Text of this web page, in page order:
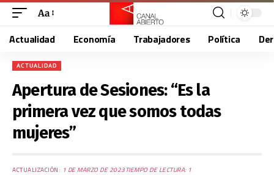
Aa
Actualidad Economía Trabajadores Política
ACTUALIDAD
Apertura de Sesiones: “Es la
primera vez que somos todas
mujeres”
ACTUALIZACIÓN: 1 DE MARZO DE 2023TIEMPO DE LECTURA: 1